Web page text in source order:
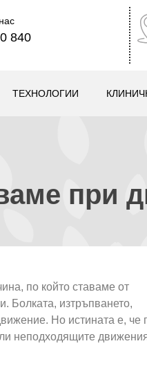
840
ТЕХНОЛОГИИ
при
по който ставаме от
Болката, изтръпването,
Но истината е, че
неподходящите